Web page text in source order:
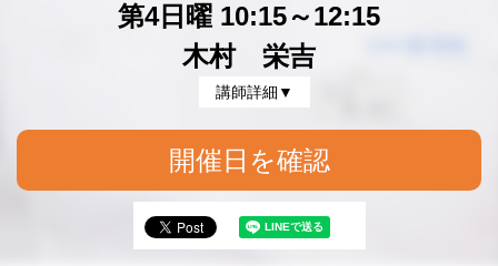
第4日曜 10:15～12:15
木村 栄吉
講師詳細▼
開催日を確認